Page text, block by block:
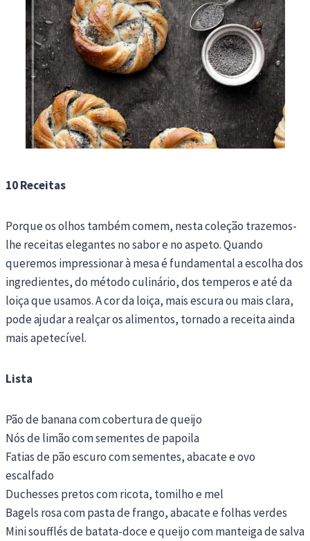
10 Receitas
Porque os olhos também comem, nesta coleção trazemos-
lhe receitas elegantes no sabor e no aspeto. Quando
queremos impressionar à mesa é fundamental a escolha dos
ingredientes, do método culinário, dos temperos e até da
loiça que usamos. A cor da loiça, mais escura ou mais clara,
pode ajudar a realçar os alimentos, tornado a receita ainda
mais apetecível.
Lista
Pão de banana com cobertura de queijo
Nós de limão com sementes de papoila
Fatias de pão escuro com sementes, abacate e ovo
escalfado
Duchesses pretos com ricota, tomilho e mel
Bagels rosa com pasta de frango, abacate e folhas verdes
Mini soufflés de batata-doce e queijo com manteiga de salva